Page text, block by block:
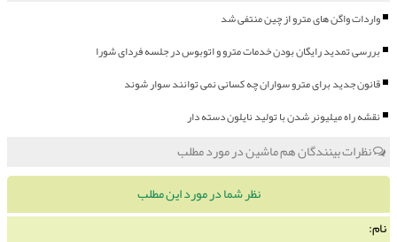
واردات واگن های مترو از چین منتفی شد
بررسی تمدید رایگان بودن خدمات مترو و اتوبوس در جلسه فردای شورا
قانون جدید برای مترو سواران چه کسانی نمی توانند سوار شوند
نقشه راه میلیونر شدن با تولید نایلون دسته دار
نظرات بینندگان هم ماشین در مورد مطلب
نظر شما در مورد این مطلب
نام: